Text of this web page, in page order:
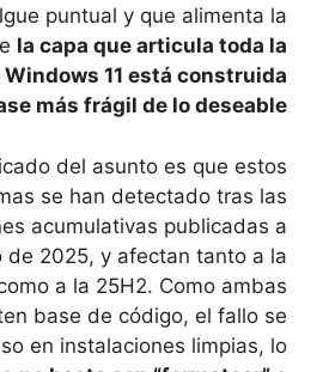
puntual y que alimenta la
la capa que articula toda la
11 está construida
más frágil de lo deseable
del asunto es que estos
se han detectado tras las
acumulativas publicadas a
de 2025, y afectan tanto a la
a la 25H2. Como ambas
base de código, el fallo se
en instalaciones limpias, lo